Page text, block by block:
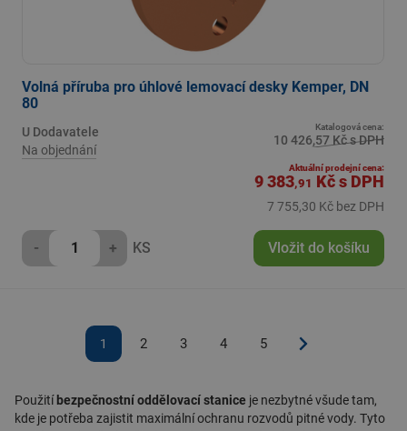
Volná příruba pro úhlové lemovací desky Kemper, DN
80
U Dodavatele
Na objednání
Katalogová cena:
10 426,57 Kč s DPH
Aktuální prodejní cena:
9 383,91 Kčs DPH
7 755,30 Kč bez DPH
- + KS Vložit do košíku
1 2 3 4 5
Použití bezpečnostní oddělovací stanice je nezbytné všude tam,
kde je potřeba zajistit maximální ochranu rozvodů pitné vody. Tyto